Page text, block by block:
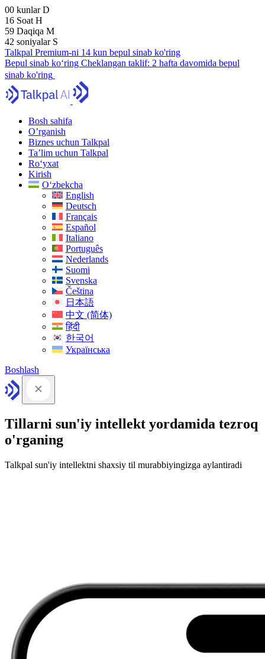
00 kunlarD
16 Soat H
59 Daqiqa M
41 soniyalar S
Talkpal Premium-ni 14 kun bepul sinab ko'ring
Bepul sinab ko‘ring Cheklangan taklif: 2 hafta davomida bepul
sinab ko'ring
Bosh sahifa
O’rganish
Biznes uchun Talkpal
Ta’lim uchun Talkpal
Ro‘yxat
Kirish
O‘zbekcha
English
Deutsch
Français
Español
Italiano
Português
Nederlands
Suomi
Svenska
Čeština
日本語
中文 (简体)
हिंदी
한국어
Українська
Boshlash
Tillarni sun'iy intellekt yordamida tezroq
o'rganing
Talkpal sun'iy intellektni shaxsiy til murabbiyingizga aylantiradi